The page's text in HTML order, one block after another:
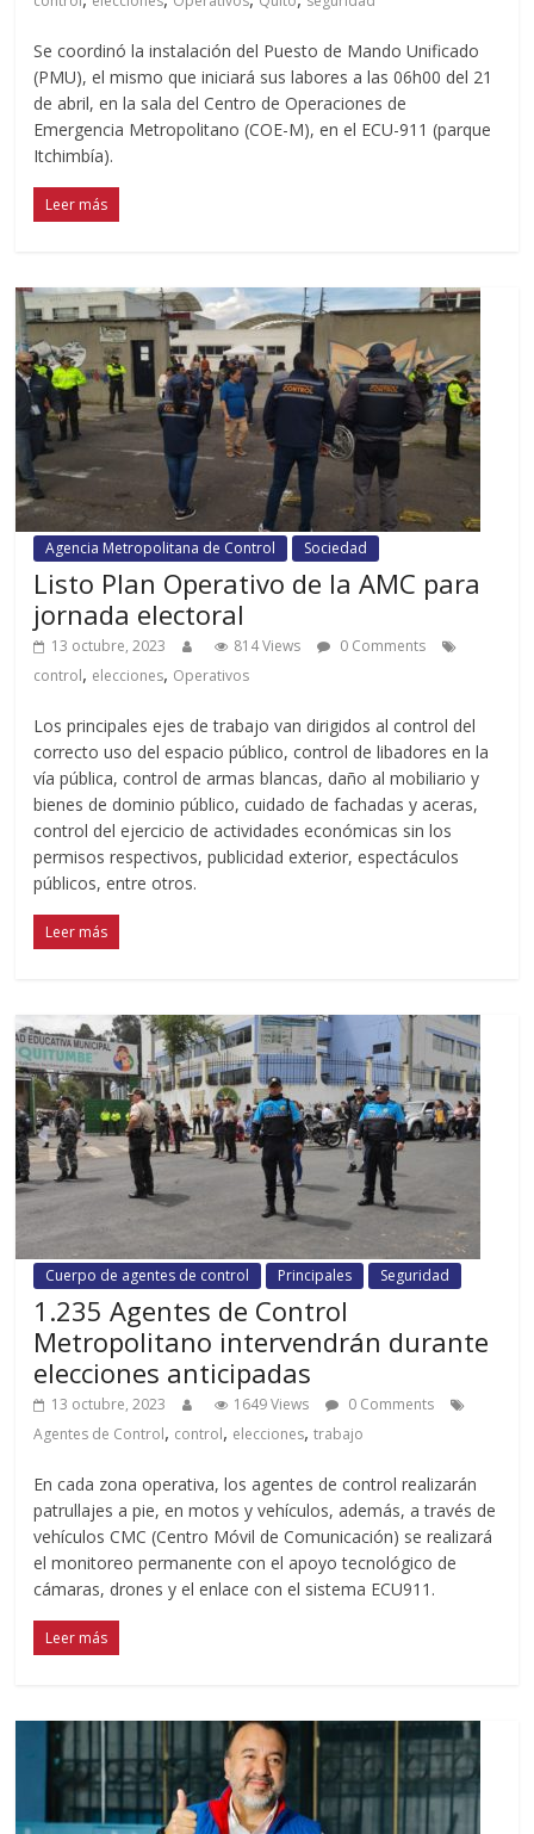
Se coordinó la instalación del Puesto de Mando Unificado
(PMU), el mismo que iniciará sus labores a las 06h00 del 21
de abril, en la sala del Centro de Operaciones de
Emergencia Metropolitano (COE-M), en el ECU-911 (parque
Itchimbía).
Leer más
Agencia Metropolitana de Control Sociedad
Listo Plan Operativo de la AMC para
jornada electoral
13 octubre, 2023 814 Views
0 Comments
control, elecciones, Operativos
Los principales ejes de trabajo van dirigidos al control del
correcto uso del espacio público, control de libadores en la
vía pública, control de armas blancas, daño al mobiliario y
bienes de dominio público, cuidado de fachadas y aceras,
control del ejercicio de actividades económicas sin los
permisos respectivos, publicidad exterior, espectáculos
públicos, entre otros.
Leer más
Cuerpo de agentes de control Principales Seguridad
1.235 Agentes de Control
Metropolitano intervendrán durante
elecciones anticipadas
13 octubre, 2023 1649 Views
0 Comments
Agentes de Control, control, elecciones,trabajo
En cada zona operativa, los agentes de control realizarán
patrullajes a pie, en motos y vehículos, además, a través de
vehículos CMC (Centro Móvil de Comunicación) se realizará
el monitoreo permanente con el apoyo tecnológico de
cámaras, drones y el enlace con el sistema ECU911.
Leer más